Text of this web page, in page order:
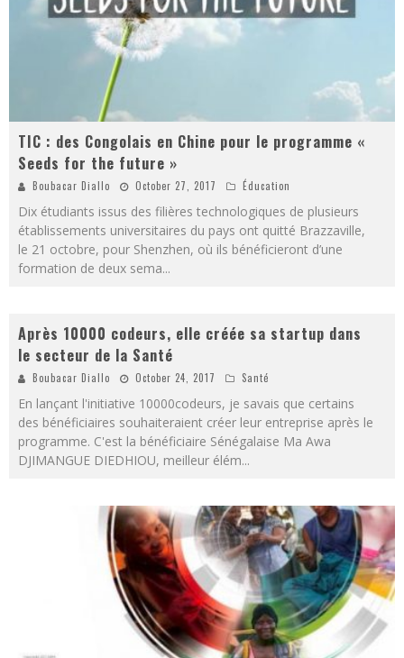
TIC : des Congolais en Chine pour le programme «
Seeds for the future »
Boubacar Diallo October 27, 2017 Éducation
Dix étudiants issus des filières technologiques de plusieurs
établissements universitaires du pays ont quitté Brazzaville,
le 21 octobre, pour Shenzhen, où ils bénéficieront d’une
formation de deux sema...
Après 10000 codeurs, elle créée sa startup dans
le secteur de la Santé
Boubacar Diallo October 24, 2017 Santé
En lançant l'initiative 10000codeurs, je savais que certains
des bénéficiaires souhaiteraient créer leur entreprise après le
programme. C'est la bénéficiaire Sénégalaise Ma Awa
DJIMANGUE DIEDHIOU, meilleur élém...